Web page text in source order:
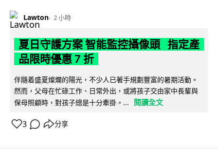
Lawton 2 小時
夏日守護方案 智能監控攝像頭 指定產
品限時優惠 7 折
伴隨着盛夏燦爛的陽光，不少人已著手規劃豐富的暑期活動。
然而，父母在忙碌工作、日常外出，或將孩子交由家中長輩與
保母照顧時，對孩子總是十分牽掛。...
閱讀全文
3 分享